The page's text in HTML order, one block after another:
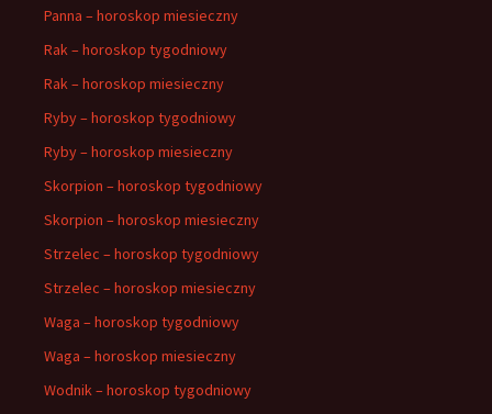
Panna – horoskop miesieczny
Rak – horoskop tygodniowy
Rak – horoskop miesieczny
Ryby – horoskop tygodniowy
Ryby – horoskop miesieczny
Skorpion – horoskop tygodniowy
Skorpion – horoskop miesieczny
Strzelec – horoskop tygodniowy
Strzelec – horoskop miesieczny
Waga – horoskop tygodniowy
Waga – horoskop miesieczny
Wodnik – horoskop tygodniowy